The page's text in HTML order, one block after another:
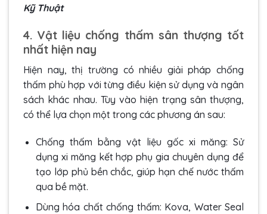
Kỹ Thuật
4. Vật liệu chống thấm sân thượng tốt
nhất hiện nay
Hiện nay, thị trường có nhiều giải pháp chống
thấm phù hợp với từng điều kiện sử dụng và ngân
sách khác nhau. Tùy vào hiện trạng sân thượng,
có thể lựa chọn một trong các phương án sau:
Chống thấm bằng vật liệu gốc xi măng: Sử
dụng xi măng kết hợp phụ gia chuyên dụng để
tạo lớp phủ bền chắc, giúp hạn chế nước thấm
qua bề mặt.
Dùng hóa chất chống thấm: Kova, Water Seal